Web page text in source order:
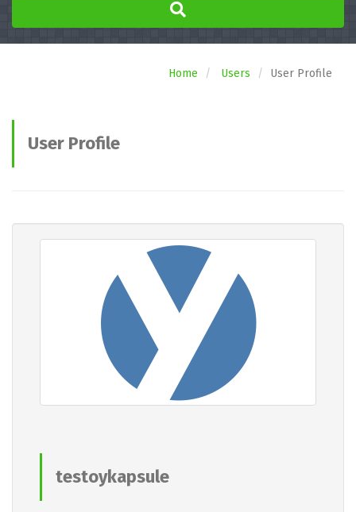
Home Users User Profile
User Profile
testoykapsule